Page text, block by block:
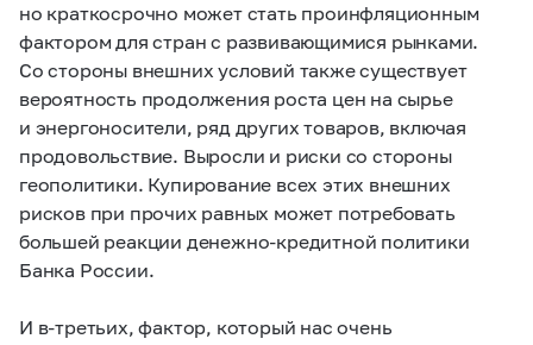
но краткосрочно может стать проинфляционным
фактором для стран с развивающимися рынками.
Со стороны внешних условий также существует
вероятность продолжения роста цен на сырье
и энергоносители, ряд других товаров, включая
продовольствие. Выросли и риски со стороны
геополитики. Купирование всех этих внешних
рисков при прочих равных может потребовать
большей реакции денежно-кредитной политики
Банка России.
И в-третьих, фактор, который нас очень